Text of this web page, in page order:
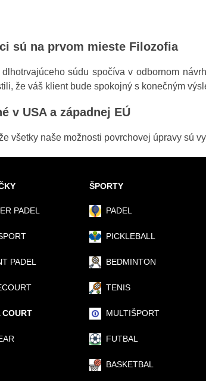
sú na prvom mieste Filozofia
dlhotrvajúceho súdu spočíva v odbornom
že váš klient bude spokojný s konečným
v USA a západnej EÚ
všetky naše možnosti povrchovej úpravy sú
PADEL
PADEL
COURT
ŠPORTY
PADEL
PICKLEBALL
BEDMINTON
TENIS
MULTIŠPORT
FUTBAL
BASKETBAL